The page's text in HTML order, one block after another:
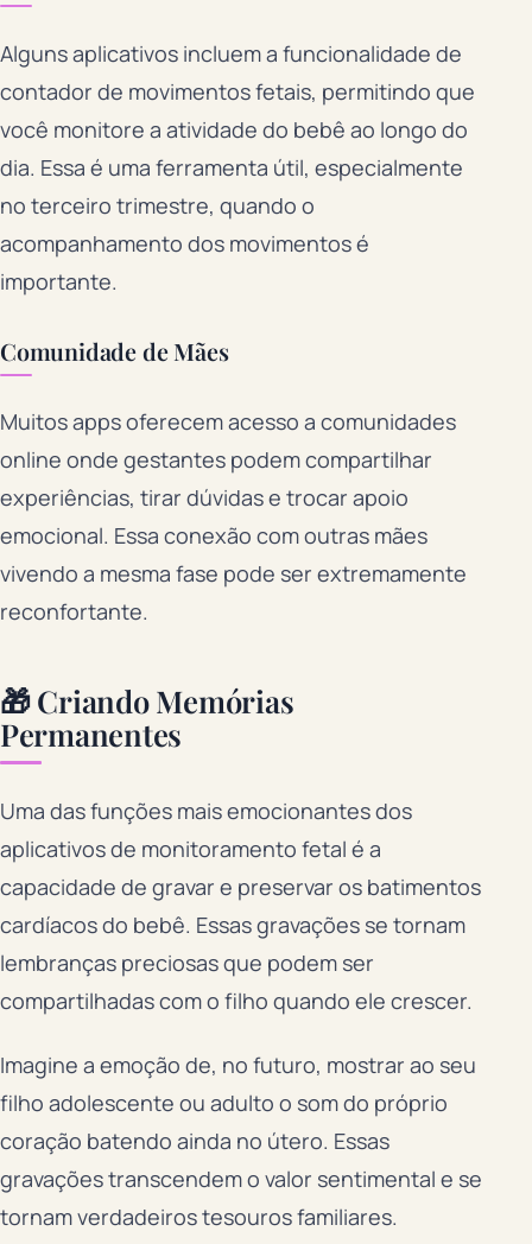
Alguns aplicativos incluem a funcionalidade de
contador de movimentos fetais, permitindo que
você monitore a atividade do bebê ao longo do
dia. Essa é uma ferramenta útil, especialmente
no terceiro trimestre, quando o
acompanhamento dos movimentos é
importante.
Comunidade de Mães
Muitos apps oferecem acesso a comunidades
online onde gestantes podem compartilhar
experiências, tirar dúvidas e trocar apoio
emocional. Essa conexão com outras mães
vivendo a mesma fase pode ser extremamente
reconfortante.
🎁 Criando Memórias
Permanentes
Uma das funções mais emocionantes dos
aplicativos de monitoramento fetal é a
capacidade de gravar e preservar os batimentos
cardíacos do bebê. Essas gravações se tornam
lembranças preciosas que podem ser
compartilhadas com o filho quando ele crescer.
Imagine a emoção de, no futuro, mostrar ao seu
filho adolescente ou adulto o som do próprio
coração batendo ainda no útero. Essas
gravações transcendem o valor sentimental e se
tornam verdadeiros tesouros familiares.